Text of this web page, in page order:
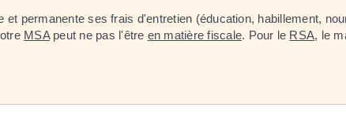
permanente ses frais d'entretien (éducation, habillement,
MSApeut ne pas l'être en matière fiscale. Pour le RSA, le